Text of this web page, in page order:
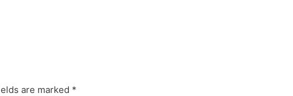
are marked *